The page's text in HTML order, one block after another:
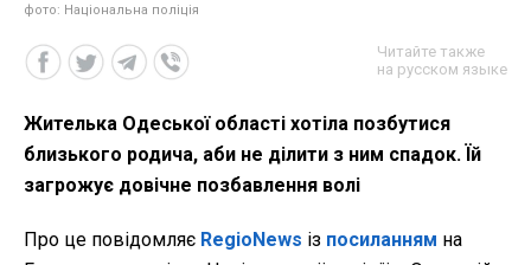
фото: Національна поліція
Читайте также
на русском языке
Жителька Одеської області хотіла позбутися
близького родича, аби не ділити з ним спадок. Їй
загрожує довічне позбавлення волі
Про це повідомляє RegioNews із посиланням на